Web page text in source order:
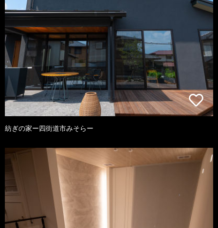
紡ぎの家ー四街道市みそらー